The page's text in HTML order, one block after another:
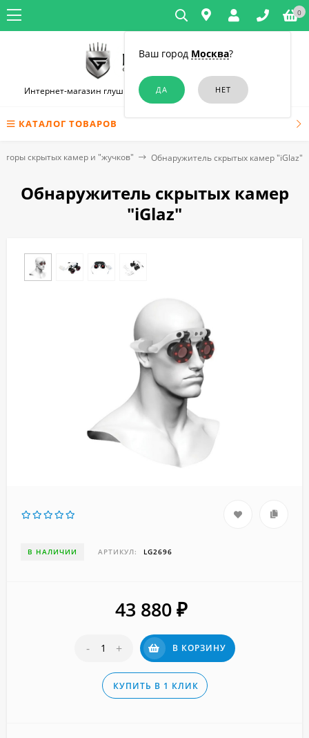
Ваш город Москва?
0
Интернет-магазин глушилок связи и диктофонов в Челябинске
КАТАЛОГ ТОВАРОВ
скрытых камер и "жучков" Обнаружитель скрытых камер "iGlaz"
Обнаружитель скрытых камер
"iGlaz"
В НАЛИЧИИ АРТИКУЛ: LG2696
43 880 ₽
- + В КОРЗИНУ
КУПИТЬ В 1 КЛИК